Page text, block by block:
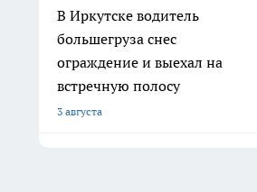
В Иркутске водитель
большегруза снес
ограждение и выехал на
встречную полосу
3 августа